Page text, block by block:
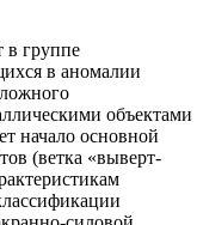
в группе
в аномалии
объектами
начало основной
(ветка «выверт-